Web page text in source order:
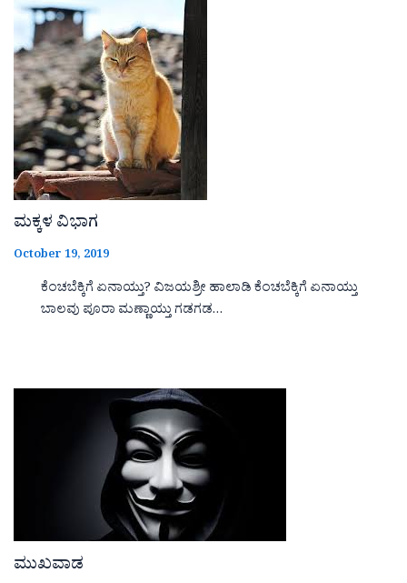
ಮಕ್ಕಳ ವಿಭಾಗ
October 19, 2019
ಕೆಂಚಬೆಕ್ಕಿಗೆ ಏನಾಯ್ತು? ವಿಜಯಶ್ರೀ ಹಾಲಾಡಿ ಕೆಂಚಬೆಕ್ಕಿಗೆ ಏನಾಯ್ತು
ಬಾಲವು ಪೂರಾ ಮಣ್ಣಾಯ್ತು ಗಡಗಡ…
ಮುಖವಾಡ